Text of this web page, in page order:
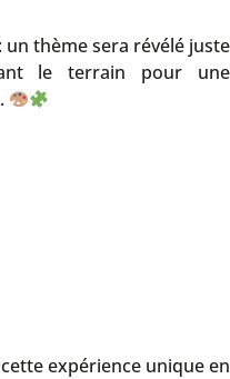
: un thème sera révélé juste
le terrain pour une
expérience unique en